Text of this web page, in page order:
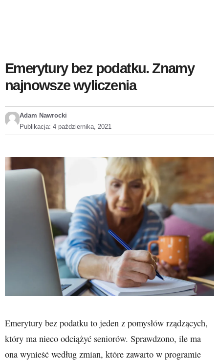
Emerytury bez podatku. Znamy
najnowsze wyliczenia
Adam Nawrocki
Publikacja: 4 października, 2021
Emerytury bez podatku to jeden z pomysłów rządzących,
który ma nieco odciążyć seniorów. Sprawdzono, ile ma
ona wynieść według zmian, które zawarto w programie